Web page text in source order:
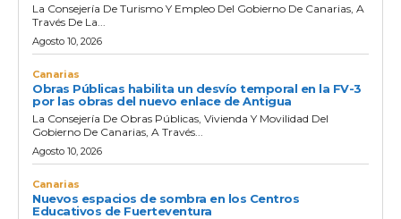
La Consejería De Turismo Y Empleo Del Gobierno De Canarias, A
Través De La...
Agosto 10, 2026
Canarias
Obras Públicas habilita un desvío temporal en la FV-3
por las obras del nuevo enlace de Antigua
La Consejería De Obras Públicas, Vivienda Y Movilidad Del
Gobierno De Canarias, A Través...
Agosto 10, 2026
Canarias
Nuevos espacios de sombra en los Centros
Educativos de Fuerteventura